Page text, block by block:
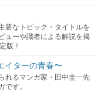
要なトピック・タイトルを
ューや識者による解説を掲
版！
イターの青春〜
れるマンガ家・田中圭一先
す。